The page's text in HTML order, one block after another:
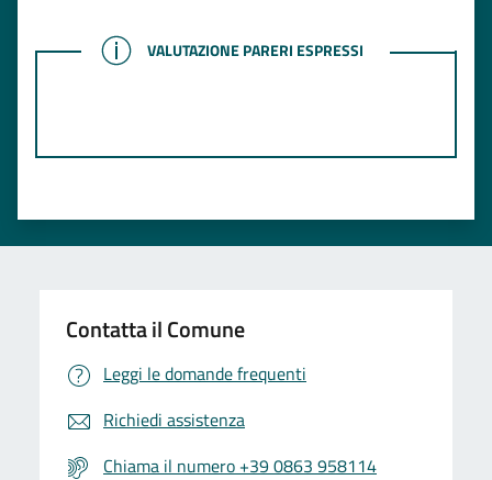
VALUTAZIONE PARERI ESPRESSI
VALUTAZIONE PARERI ESPRESSI
Contatta il Comune
Leggi le domande frequenti
Richiedi assistenza
Chiama il numero +39 0863 958114